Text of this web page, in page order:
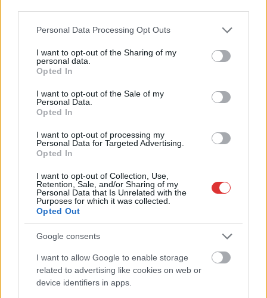
Please note that this website/app uses one or more Google
not limited to your visit or usage behaviour. You may click to
grant or deny consent to Google and its third-party tags to
use your data for below specified purposes in below Google
consent section.
Personal Data Processing Opt Outs
I want to opt-out of the Sharing of my
personal data.
Opted In
I want to opt-out of the Sale of my
Personal Data.
Opted In
I want to opt-out of processing my
Personal Data for Targeted Advertising.
Opted In
I want to opt-out of Collection, Use,
Retention, Sale, and/or Sharing of my
Personal Data that Is Unrelated with the
Purposes for which it was collected.
Opted Out
Google consents
I want to allow Google to enable storage
related to advertising like cookies on web or
device identifiers in apps.
2026.08.07. Fazekas Adrián
Országos ellenőrzés indult a hazai akkumulátoripari
üzemekben
teljes működési láncát Magyarországon. Az augusztus 1-jétől